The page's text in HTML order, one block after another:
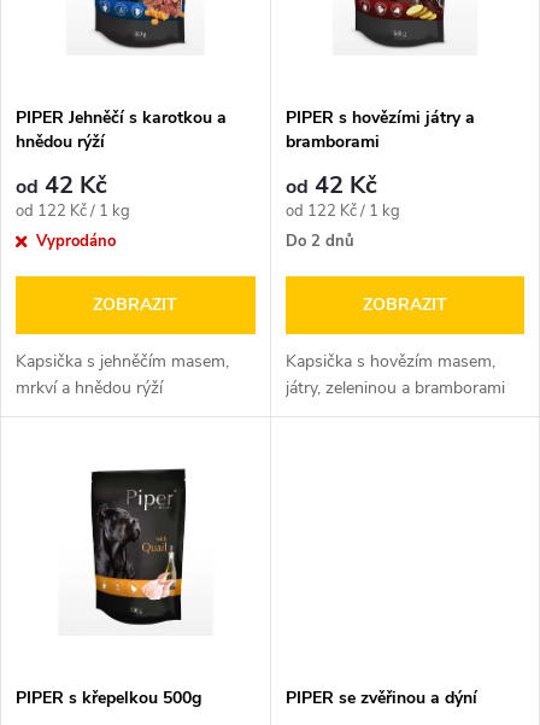
p
r
o
d
u
k
s
p
r
o
d
u
PIPER Jehněčí s karotkou a
hnědou rýží
od 42 Kč
Měrná
cena:
od 122 Kč / 1 kg
Vyprodáno
ZOBRAZIT
Kapsička s jehněčím masem,
mrkví a hnědou rýží
PIPER s hovězími játry a
bramborami
od 42 Kč
Měrná
cena:
od 122 Kč / 1 kg
Do 2 dnů
ZOBRAZIT
Kapsička s hovězím masem,
játry, zeleninou a bramborami
PIPER s křepelkou 500g PIPER se zvěřinou a dýní